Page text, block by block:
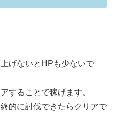
げないとHPも少ないで
することで稼げます。
的に討伐できたらクリアで